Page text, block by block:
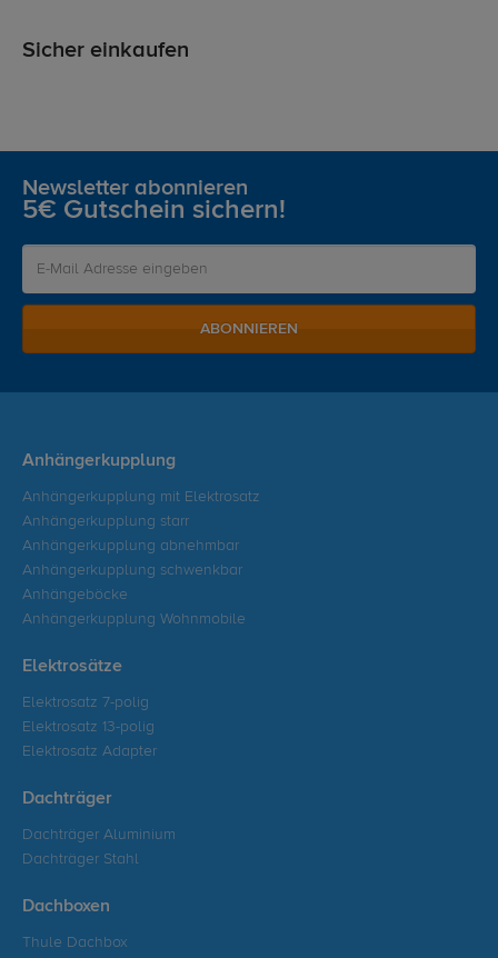
Sicher einkaufen
Newsletter abonnieren
5€ Gutschein sichern!
ABONNIEREN
Anhängerkupplung
Anhängerkupplung mit Elektrosatz
Anhängerkupplung starr
Anhängerkupplung abnehmbar
Anhängerkupplung schwenkbar
Anhängeböcke
Anhängerkupplung Wohnmobile
Elektrosätze
Elektrosatz 7-polig
Elektrosatz 13-polig
Elektrosatz Adapter
Dachträger
Dachträger Aluminium
Dachträger Stahl
Dachboxen
Thule Dachbox